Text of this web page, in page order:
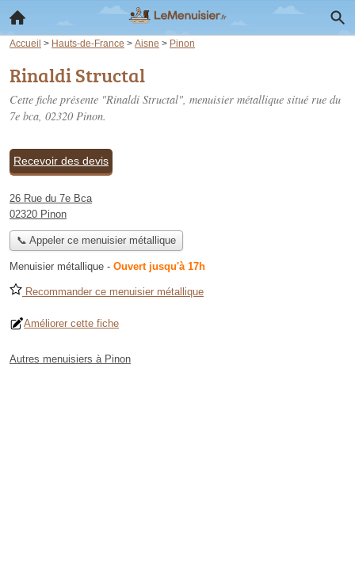
Accueil > Hauts-de-France > Aisne > Pinon
Rinaldi Structal
Cette fiche présente "Rinaldi Structal", menuisier métallique situé rue du
7e bca, 02320 Pinon.
Recevoir des devis
26 Rue du 7e Bca
02320 Pinon
📞 Appeler ce menuisier métallique
Menuisier métallique - Ouvert jusqu'à 17h
Recommander ce menuisier métallique
Améliorer cette fiche
Autres menuisiers à Pinon